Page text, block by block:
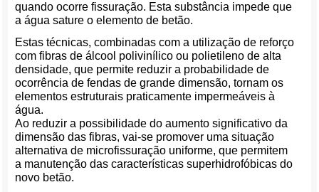
quando ocorre fissuração. Esta substância impede que
a água sature o elemento de betão.
Estas técnicas, combinadas com a utilização de reforço
com fibras de álcool polivinílico ou polietileno de alta
densidade, que permite reduzir a probabilidade de
ocorrência de fendas de grande dimensão, tornam os
elementos estruturais praticamente impermeáveis à
água.
Ao reduzir a possibilidade do aumento significativo da
dimensão das fibras, vai-se promover uma situação
alternativa de microfissuração uniforme, que permitem
a manutenção das características superhidrofóbicas do
novo betão.